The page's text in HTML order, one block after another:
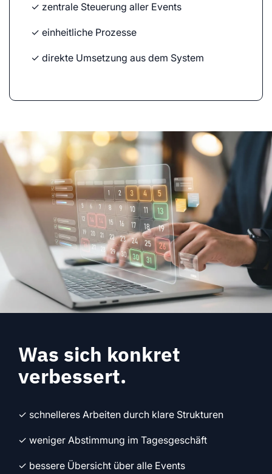
✓ zentrale Steuerung aller Events
✓ einheitliche Prozesse
✓ direkte Umsetzung aus dem System
Was sich konkret
verbessert.
✓ schnelleres Arbeiten durch klare Strukturen
✓ weniger Abstimmung im Tagesgeschäft
✓ bessere Übersicht über alle Events